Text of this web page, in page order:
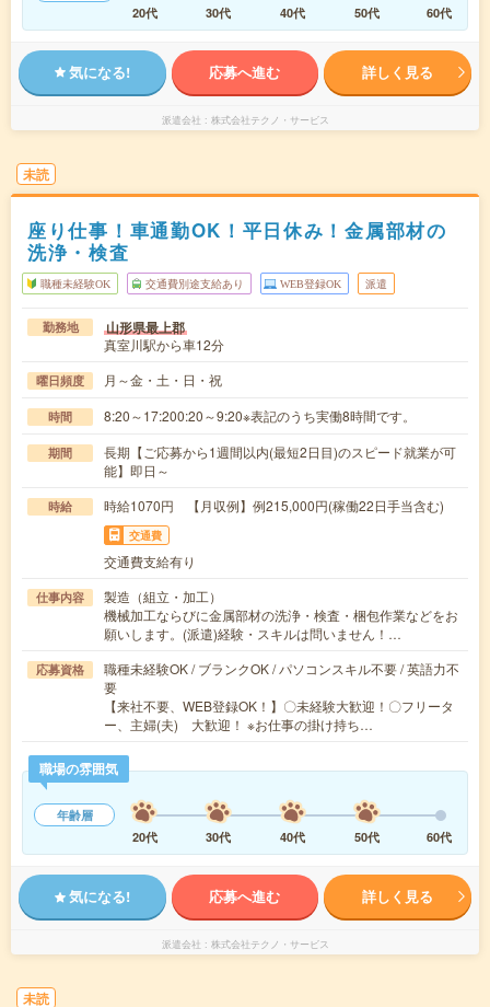
20代
30代 40代 50代 60代
気になる! 応募へ進む 詳しく見る
派遣会社 株式会社テクノ・サービス
未読
座り仕事！車通勤OK！平日休み！金属部材の
洗浄・検査
職種未経験OK 交通費別途支給あり WEB登録OK 派遣
勤務地 山形県最上郡
真室川駅から車12分
曜日頻度 月～金・土・日・祝
時間 8:20～17:200:20～9:20※表記のうち実働8時間です。
期間
長期【ご応募から1週間以内(最短2日目)のスピード就業が可
能】即日～
時給 時給1070円 【月収例】例215,000円(稼働22日手当含む)
交通費
交通費支給有り
仕事内容
製造（組立・加工）
機械加工ならびに金属部材の洗浄・検査・梱包作業などをお
願いします。(派遣)経験・スキルは問いません！…
応募資格
職種未経験OK / ブランクOK / パソコンスキル不要 / 英語力不
要
【来社不要、WEB登録OK！】〇未経験大歓迎！〇フリータ
ー、主婦(夫) 大歓迎！ ※お仕事の掛け持ち…
職場の雰囲気
年齢層
20代
30代 40代 50代 60代
気になる! 応募へ進む 詳しく見る
派遣会社 株式会社テクノ・サービス
未読